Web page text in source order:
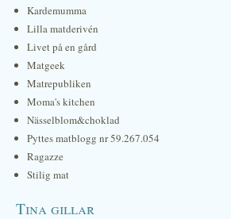
Kardemumma
Lilla matderivén
Livet på en gård
Matgeek
Matrepubliken
Moma's kitchen
Nässelblom&choklad
Pyttes matblogg nr 59.267.054
Ragazze
Stilig mat
Tina gillar